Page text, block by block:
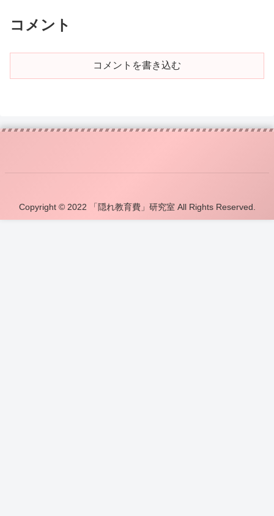
コメント
コメントを書き込む
Copyright © 2022 「隠れ教育費」研究室 All Rights Reserved.